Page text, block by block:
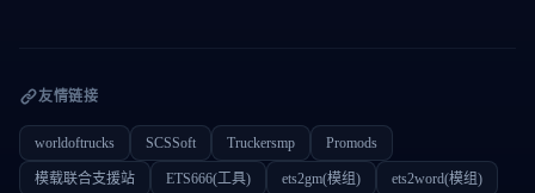
友情链接
worldoftrucks SCSSoft Truckersmp Promods
模载联合支援站 ETS666(工具) ets2gm(模组) ets2word(模组)